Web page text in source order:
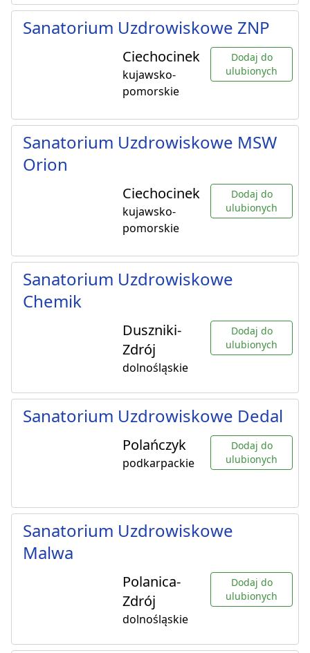
Sanatorium Uzdrowiskowe ZNP
Ciechocinek
kujawsko-
pomorskie
Dodaj do
ulubionych
Sanatorium Uzdrowiskowe MSW
Orion
Ciechocinek
kujawsko-
pomorskie
Dodaj do
ulubionych
Sanatorium Uzdrowiskowe
Chemik
Duszniki-
Zdrój
dolnośląskie
Dodaj do
ulubionych
Sanatorium Uzdrowiskowe Dedal
Polańczyk
podkarpackie
Dodaj do
ulubionych
Sanatorium Uzdrowiskowe
Malwa
Polanica-
Zdrój
dolnośląskie
Dodaj do
ulubionych